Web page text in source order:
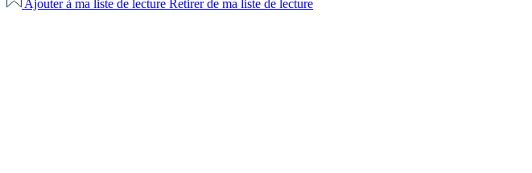
Ajouter à ma liste de lecture Retirer de ma liste de lecture